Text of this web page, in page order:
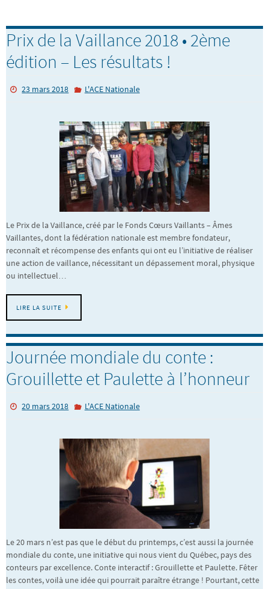
Prix de la Vaillance 2018 • 2ème
édition – Les résultats !
23 mars 2018 L'ACE Nationale
Le Prix de la Vaillance, créé par le Fonds Cœurs Vaillants – Âmes
Vaillantes, dont la fédération nationale est membre fondateur,
reconnaît et récompense des enfants qui ont eu l’initiative de réaliser
une action de vaillance, nécessitant un dépassement moral, physique
ou intellectuel…
LIRE LA SUITE
Journée mondiale du conte :
Grouillette et Paulette à l’honneur
20 mars 2018 L'ACE Nationale
Le 20 mars n’est pas que le début du printemps, c’est aussi la journée
mondiale du conte, une initiative qui nous vient du Québec, pays des
conteurs par excellence. Conte interactif : Grouillette et Paulette. Fêter
les contes, voilà une idée qui pourrait paraître étrange ! Pourtant, cette